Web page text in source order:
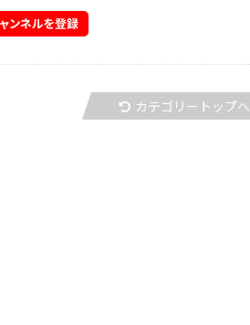
カテゴリートップへ